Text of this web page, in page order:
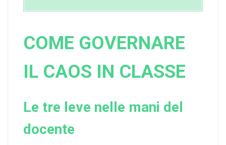
COME GOVERNARE
IL CAOS IN CLASSE
Le tre leve nelle mani del
docente